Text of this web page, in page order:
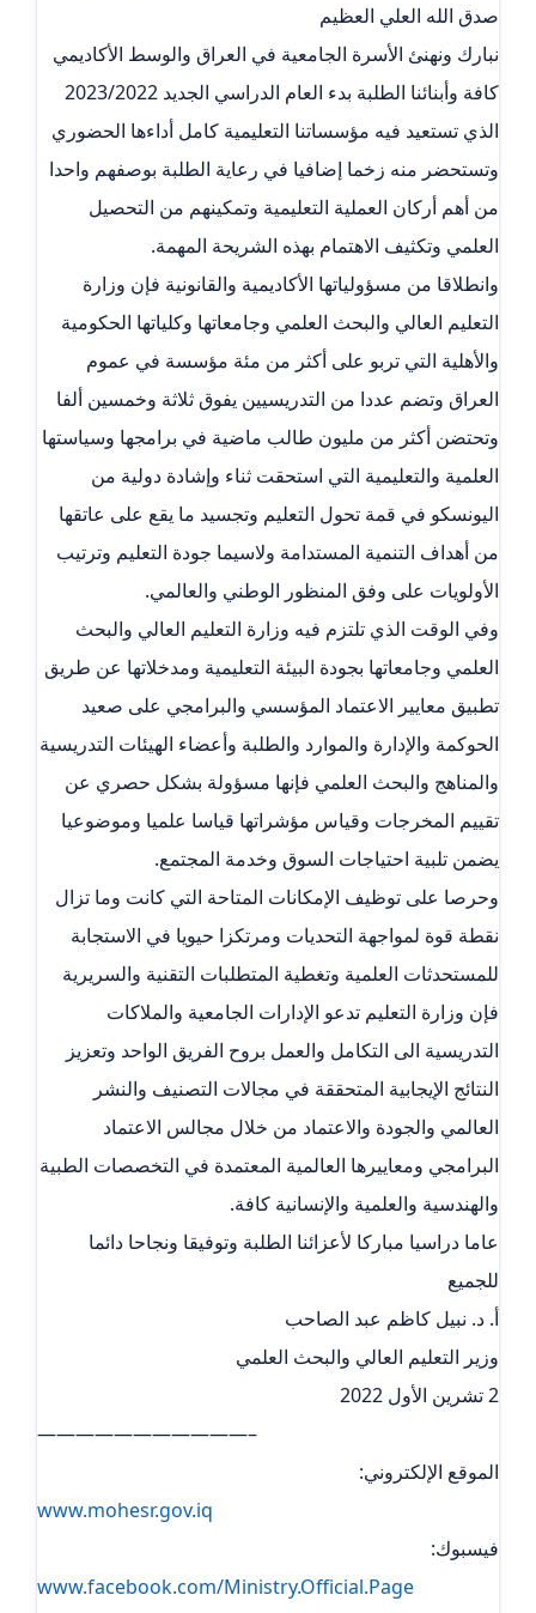
صدق الله العلي العظيم
نبارك ونهنئ الأسرة الجامعية في العراق والوسط الأكاديمي
كافة وأبنائنا الطلبة بدء العام الدراسي الجديد 2023/2022
الذي تستعيد فيه مؤسساتنا التعليمية كامل أداءها الحضوري
وتستحضر منه زخما إضافيا في رعاية الطلبة بوصفهم واحدا
من أهم أركان العملية التعليمية وتمكينهم من التحصيل
العلمي وتكثيف الاهتمام بهذه الشريحة المهمة.
وانطلاقا من مسؤولياتها الأكاديمية والقانونية فإن وزارة
التعليم العالي والبحث العلمي وجامعاتها وكلياتها الحكومية
والأهلية التي تربو على أكثر من مئة مؤسسة في عموم
العراق وتضم عددا من التدريسيين يفوق ثلاثة وخمسين ألفا
وتحتضن أكثر من مليون طالب ماضية في برامجها وسياستها
العلمية والتعليمية التي استحقت ثناء وإشادة دولية من
اليونسكو في قمة تحول التعليم وتجسيد ما يقع على عاتقها
من أهداف التنمية المستدامة ولاسيما جودة التعليم وترتيب
الأولويات على وفق المنظور الوطني والعالمي.
وفي الوقت الذي تلتزم فيه وزارة التعليم العالي والبحث
العلمي وجامعاتها بجودة البيئة التعليمية ومدخلاتها عن طريق
تطبيق معايير الاعتماد المؤسسي والبرامجي على صعيد
الحوكمة والإدارة والموارد والطلبة وأعضاء الهيئات التدريسية
والمناهج والبحث العلمي فإنها مسؤولة بشكل حصري عن
تقييم المخرجات وقياس مؤشراتها قياسا علميا وموضوعيا
يضمن تلبية احتياجات السوق وخدمة المجتمع.
وحرصا على توظيف الإمكانات المتاحة التي كانت وما تزال
نقطة قوة لمواجهة التحديات ومرتكزا حيويا في الاستجابة
للمستحدثات العلمية وتغطية المتطلبات التقنية والسريرية
فإن وزارة التعليم تدعو الإدارات الجامعية والملاكات
التدريسية الى التكامل والعمل بروح الفريق الواحد وتعزيز
النتائج الإيجابية المتحققة في مجالات التصنيف والنشر
العالمي والجودة والاعتماد من خلال مجالس الاعتماد
البرامجي ومعاييرها العالمية المعتمدة في التخصصات الطبية
والهندسية والعلمية والإنسانية كافة.
عاما دراسيا مباركا لأعزائنا الطلبة وتوفيقا ونجاحا دائما
للجميع
أ. د. نبيل كاظم عبد الصاحب
وزير التعليم العالي والبحث العلمي
2 تشرين الأول 2022
———————————–
الموقع الإلكتروني:
www.mohesr.gov.iq
فيسبوك:
www.facebook.com/Ministry.Official.Page